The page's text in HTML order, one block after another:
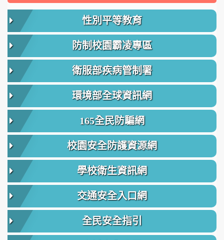
性別平等教育
防制校園霸凌專區
衛服部疾病管制署
環境部全球資訊網
165全民防騙網
校園安全防護資源網
學校衛生資訊網
交通安全入口網
全民安全指引